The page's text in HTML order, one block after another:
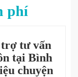
phí
tư vấn
tại Bình
chuyện